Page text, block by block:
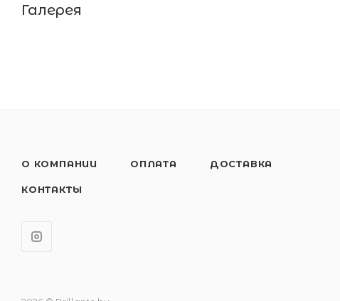
Галерея
О КОМПАНИИ ОПЛАТА ДОСТАВКА
КОНТАКТЫ